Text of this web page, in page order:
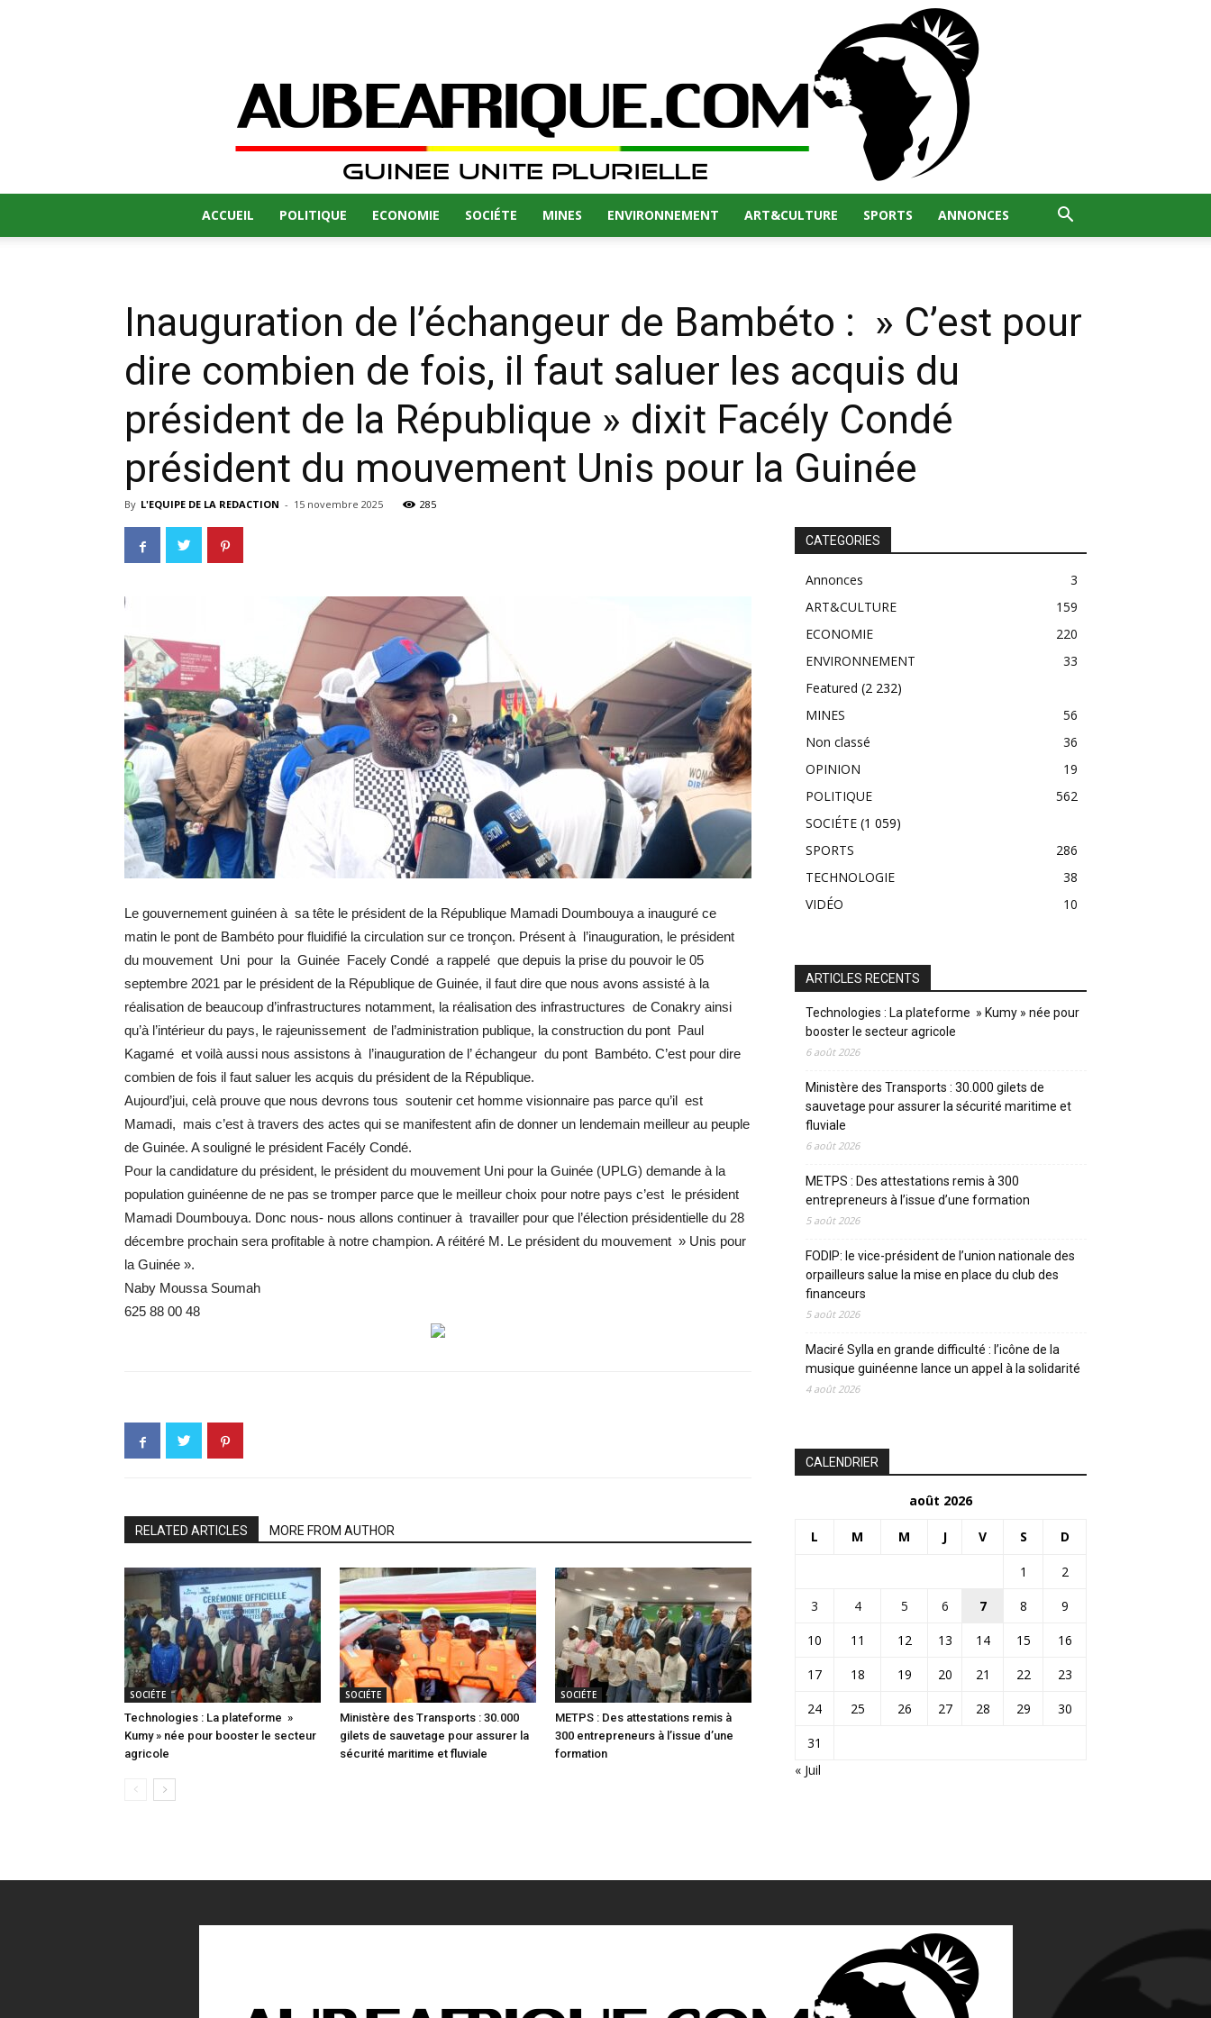
ACCUEIL POLITIQUE ECONOMIE SOCIÉTE MINES ENVIRONNEMENT ART&CULTURE SPORTS ANNONCES
Inauguration de l’échangeur de Bambéto : » C’est pour
dire combien de fois, il faut saluer les acquis du
président de la République » dixit Facély Condé
président du mouvement Unis pour la Guinée
By L'EQUIPE DE LA REDACTION - 15 novembre 2025 285
Le gouvernement guinéen à sa tête le président de la République Mamadi Doumbouya a inauguré ce
matin le pont de Bambéto pour fluidifié la circulation sur ce tronçon. Présent à l’inauguration, le président
du mouvement Uni pour la Guinée Facely Condé a rappelé que depuis la prise du pouvoir le 05
septembre 2021 par le président de la République de Guinée, il faut dire que nous avons assisté à la
réalisation de beaucoup d’infrastructures notamment, la réalisation des infrastructures de Conakry ainsi
qu’à l’intérieur du pays, le rajeunissement de l’administration publique, la construction du pont Paul
Kagamé et voilà aussi nous assistons à l’inauguration de l’ échangeur du pont Bambéto. C’est pour dire
combien de fois il faut saluer les acquis du président de la République.
Aujourd’jui, celà prouve que nous devrons tous soutenir cet homme visionnaire pas parce qu’il est
Mamadi, mais c’est à travers des actes qui se manifestent afin de donner un lendemain meilleur au peuple
de Guinée. A souligné le président Facély Condé.
Pour la candidature du président, le président du mouvement Uni pour la Guinée (UPLG) demande à la
population guinéenne de ne pas se tromper parce que le meilleur choix pour notre pays c’est le président
Mamadi Doumbouya. Donc nous- nous allons continuer à travailler pour que l’élection présidentielle du 28
décembre prochain sera profitable à notre champion. A réitéré M. Le président du mouvement » Unis pour
la Guinée ».
Naby Moussa Soumah
625 88 00 48
RELATED ARTICLES MORE FROM AUTHOR
SOCIÉTE
Technologies : La plateforme »
Kumy » née pour booster le secteur
agricole
SOCIÉTE
Ministère des Transports : 30.000
gilets de sauvetage pour assurer la
sécurité maritime et fluviale
SOCIÉTE
METPS : Des attestations remis à
300 entrepreneurs à l’issue d’une
formation
CATEGORIES
Annonces
3
ART&CULTURE
159
ECONOMIE
220
ENVIRONNEMENT
33
Featured (2 232)
MINES
56
Non classé
36
OPINION
19
POLITIQUE
562
SOCIÉTE (1 059)
SPORTS
286
TECHNOLOGIE
38
VIDÉO
10
ARTICLES RECENTS
Technologies : La plateforme » Kumy » née pour
booster le secteur agricole
6 août 2026
Ministère des Transports : 30.000 gilets de
sauvetage pour assurer la sécurité maritime et
fluviale
6 août 2026
METPS : Des attestations remis à 300
entrepreneurs à l’issue d’une formation
5 août 2026
FODIP: le vice-président de l’union nationale des
orpailleurs salue la mise en place du club des
financeurs
5 août 2026
Maciré Sylla en grande difficulté : l’icône de la
musique guinéenne lance un appel à la solidarité
4 août 2026
CALENDRIER
août 2026
L M M J V S D
1
2
3
4 5 6 7 8
9
10
11 12 13 14 15
16
17
18 19 20 21 22
23
24
25 26 27 28 29
30
31
« Juil